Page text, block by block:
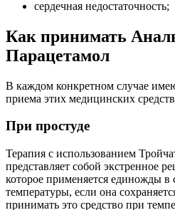
сердечная недостаточность;
Как принимать
Парацетамол
В каждом конкретном случае
приема этих медицинских
При простуде
Терапия с использованием
представляет собой экстренное
которое применяется единожды в
температуры, если она
принимать это средство при